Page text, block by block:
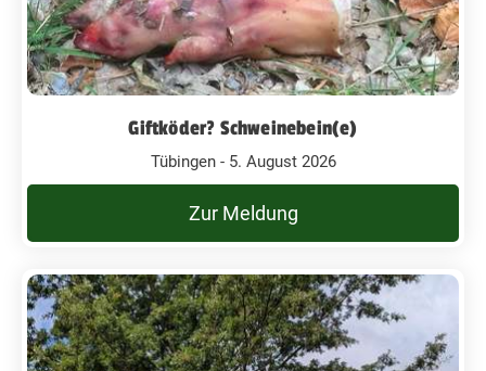
Giftköder? Schweinebein(e)
Tübingen - 5. August 2026
Zur Meldung